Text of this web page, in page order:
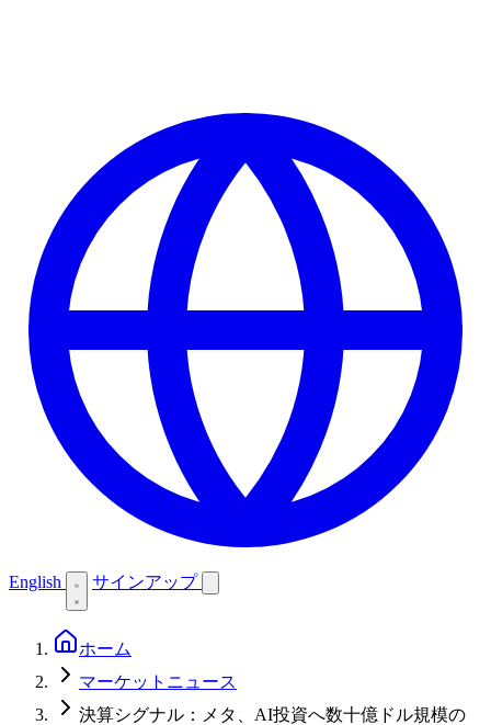
English サインアップ
ホーム
マーケットニュース
決算シグナル：メタ、AI投資へ数十億ドル規模の